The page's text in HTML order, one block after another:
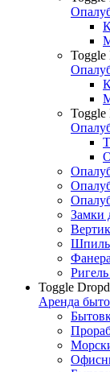
Toggle
Toggle
Замки
Toggle
Аренда